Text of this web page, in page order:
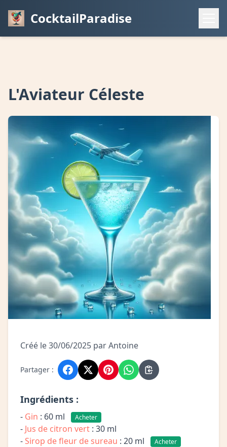
CocktailParadise
L'Aviateur Céleste
Créé le 30/06/2025 par Antoine
Partager :
Ingrédients :
- Gin : 60 ml Acheter
- Jus de citron vert : 30 ml
-Sirop de fleur de sureau : 20 ml Acheter